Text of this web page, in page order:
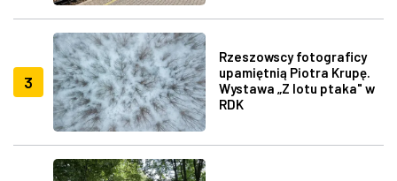
3
Rzeszowscy fotograficy
upamiętnią Piotra Krupę.
Wystawa „Z lotu ptaka" w
RDK